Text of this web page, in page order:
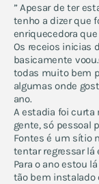
” Apesar de ter
tenho a dizer que
enriquecedora
Os receios inicias
basicamente
todas muito bem
algumas onde
ano.
A estadia foi curta
gente, só pessoal
Fontes é um sítio
tentar regressar lá
Para o ano estou
tão bem instalado